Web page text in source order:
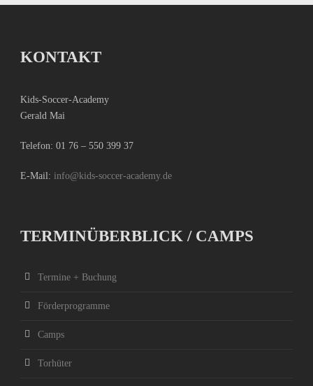
KONTAKT
Kids-Soccer-Academy
Gerald Mai
Telefon: 01 76 – 550 399 37
E-Mail: info@kids-soccer-academy.de
TERMINÜBERBLICK / CAMPS
Termine + Buchung
Förderprogramme
Camps
Torhüter